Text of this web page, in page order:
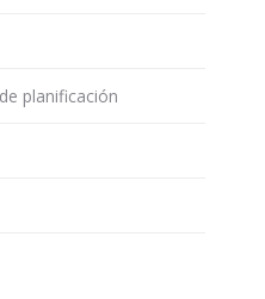
planificación